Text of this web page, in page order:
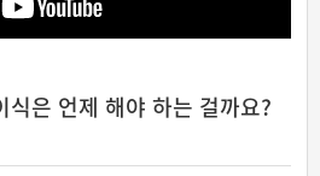
식은 언제 해야 하는 걸까요?